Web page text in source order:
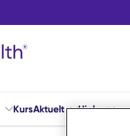
KursAktuelt Hjelp